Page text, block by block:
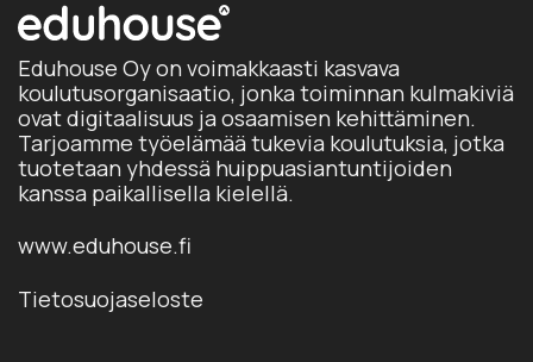
Eduhouse Oy on voimakkaasti kasvava
koulutusorganisaatio, jonka toiminnan kulmakiviä
ovat digitaalisuus ja osaamisen kehittäminen.
Tarjoamme työelämää tukevia koulutuksia, jotka
tuotetaan yhdessä huippuasiantuntijoiden
kanssa paikallisella kielellä.
www.eduhouse.fi
Tietosuojaseloste